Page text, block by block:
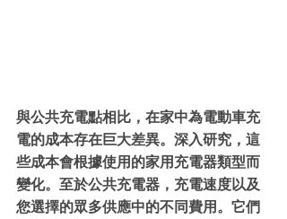
與公共充電點相比，在家中為電動車充
電的成本存在巨大差異。深入研究，這
些成本會根據使用的家用充電器類型而
變化。至於公共充電器，充電速度以及
您選擇的眾多供應中的不同費用。它們